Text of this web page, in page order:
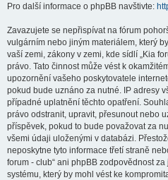
Pro další informace o phpBB navštivte:
Zavazujete se nepřispívat na fórum
vulgárním nebo jiným materiálem, který
vaší zemi, zákony v zemi, kde sídlí „Kia
právo. Tato činnost může vést k
upozornění vašeho poskytovatele
pokud bude uznáno za nutné. IP adresy
případné uplatnění těchto opatření.
právo odstranit, upravit, přesunout nebo
příspěvek, pokud to bude považovat za
všemi údaji uloženými v databázi.
neposkytne tyto informace třetí straně
forum - club“ ani phpBB zodpovědnost
systému, který by mohl vést ke